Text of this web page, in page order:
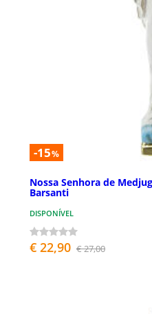
-15%
Nossa Senhora de
Barsanti
DISPONÍVEL
€ 22,90 € 27,00